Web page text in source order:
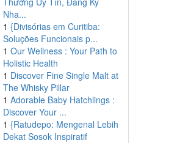
Nha...
1 {Divisórias em Curitiba:
Soluções Funcionais p...
1 Our Wellness : Your Path to
Holistic Health
1 Discover Fine Single Malt at
The Whisky Pillar
1 Adorable Baby Hatchlings :
Discover Your ...
1 {Ratudepo: Mengenal Lebih
Dekat Sosok Inspiratif